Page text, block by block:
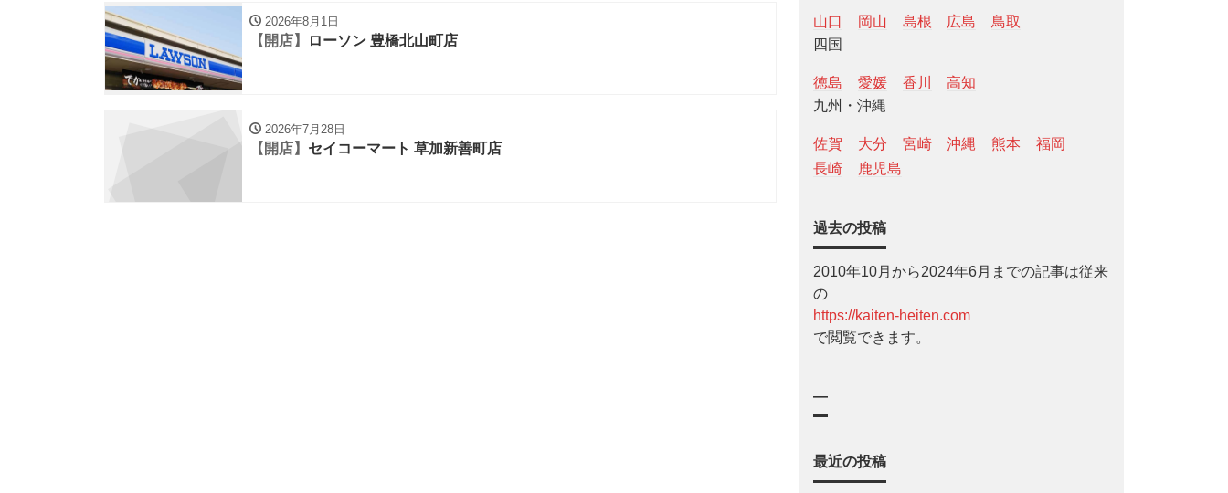
2026年8月1日
【開店】 ローソン 豊橋北山町店
2026年7月28日
【開店】 セイコーマート 草加新善町店
山口 岡山 島根 広島
鳥取
四国
徳島 愛媛 香川
高知
九州・沖縄
佐賀 大分 宮崎 沖縄 熊本
福岡
長崎
鹿児島
過去の投稿
2010年10月から2024年6月までの記事は従来
の
https://kaiten-heiten.com
で閲覧できます。
—
最近の投稿